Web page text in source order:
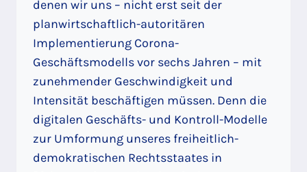
denen wir uns – nicht erst seit der
planwirtschaftlich-autoritären
Implementierung Corona-
Geschäftsmodells vor sechs Jahren – mit
zunehmender Geschwindigkeit und
Intensität beschäftigen müssen. Denn die
digitalen Geschäfts- und Kontroll-Modelle
zur Umformung unseres freiheitlich-
demokratischen Rechtsstaates in